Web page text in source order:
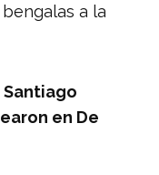
a la
Santiago
en De